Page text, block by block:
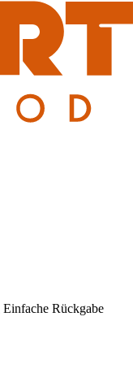
Einfache Rückgabe